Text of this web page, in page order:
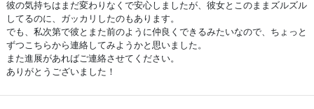
彼の気持ちはまだ変わりなくで安心しましたが、彼女とこのままズルズル
してるのに、ガッカリしたのもあります。
でも、私次第で彼とまた前のように仲良くできるみたいなので、ちょっと
ずつこちらから連絡してみようかと思いました。
また進展があればご連絡させてください。
ありがとうございました！